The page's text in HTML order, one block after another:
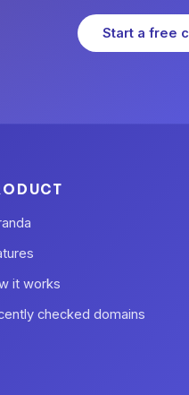
Start a free
it works
checked domains